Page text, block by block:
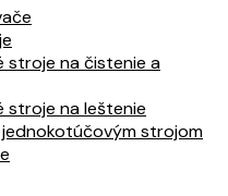
stroje na čistenie a
stroje na leštenie
strojom